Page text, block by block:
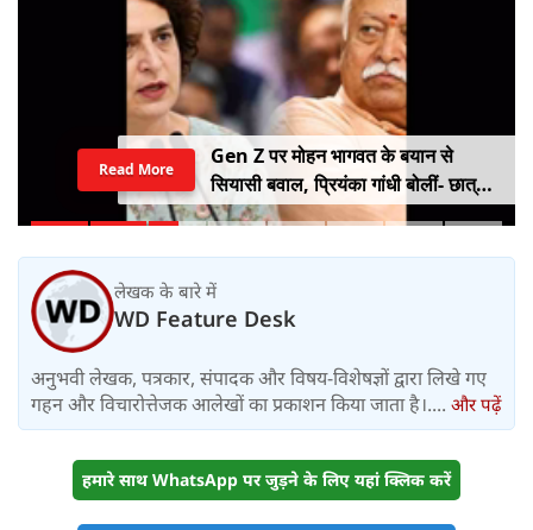
Gen Z पर मोहन भागवत के बयान से
सियासी बवाल, प्रियंका गांधी बोलीं- छात्रों
को किसी सर्टिफिकेट की जरूरत नहीं
Read More
लेखक के बारे में
WD Feature Desk
अनुभवी लेखक, पत्रकार, संपादक और विषय-विशेषज्ञों द्वारा लिखे गए
गहन और विचारोत्तेजक आलेखों का प्रकाशन किया जाता है।.... और पढ़ें
हमारे साथ WhatsApp पर जुड़ने के लिए यहां क्लिक करें